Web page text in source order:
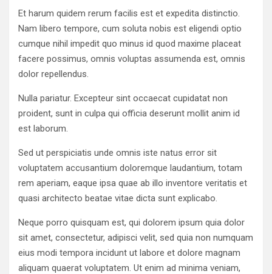
Et harum quidem rerum facilis est et expedita distinctio.
Nam libero tempore, cum soluta nobis est eligendi optio
cumque nihil impedit quo minus id quod maxime placeat
facere possimus, omnis voluptas assumenda est, omnis
dolor repellendus.
Nulla pariatur. Excepteur sint occaecat cupidatat non
proident, sunt in culpa qui officia deserunt mollit anim id
est laborum.
Sed ut perspiciatis unde omnis iste natus error sit
voluptatem accusantium doloremque laudantium, totam
rem aperiam, eaque ipsa quae ab illo inventore veritatis et
quasi architecto beatae vitae dicta sunt explicabo.
Neque porro quisquam est, qui dolorem ipsum quia dolor
sit amet, consectetur, adipisci velit, sed quia non numquam
eius modi tempora incidunt ut labore et dolore magnam
aliquam quaerat voluptatem. Ut enim ad minima veniam,